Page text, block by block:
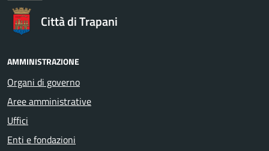
Città di Trapani
AMMINISTRAZIONE
Organi di governo
Aree amministrative
Uffici
Enti e fondazioni